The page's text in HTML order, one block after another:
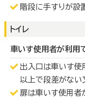
階段に手すりが設
トイレ
車いす使用者が利用
出入口は車いす使
以上で段差がない
扉は車いす使用者